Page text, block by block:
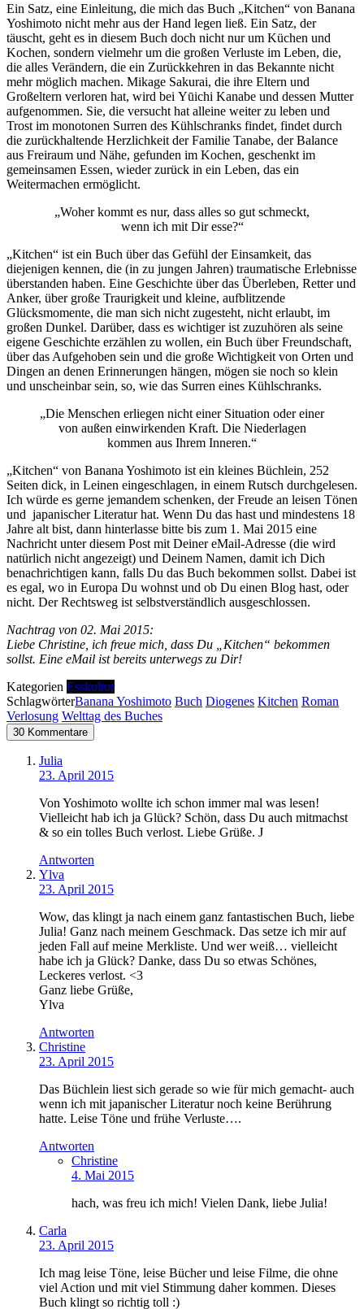
Ein Satz, eine Einleitung, die mich das Buch „Kitchen“ von Banana
Yoshimoto nicht mehr aus der Hand legen ließ. Ein Satz, der
täuscht, geht es in diesem Buch doch nicht nur um Küchen und
Kochen, sondern vielmehr um die großen Verluste im Leben, die,
die alles Verändern, die ein Zurückkehren in das Bekannte nicht
mehr möglich machen. Mikage Sakurai, die ihre Eltern und
Großeltern verloren hat, wird bei Yūichi Kanabe und dessen Mutter
aufgenommen. Sie, die versucht hat alleine weiter zu leben und
Trost im monotonen Surren des Kühlschranks findet, findet durch
die zurückhaltende Herzlichkeit der Familie Tanabe, der Balance
aus Freiraum und Nähe, gefunden im Kochen, geschenkt im
gemeinsamen Essen, wieder zurück in ein Leben, das ein
Weitermachen ermöglicht.
„Woher kommt es nur, dass alles so gut schmeckt,
wenn ich mit Dir esse?“
„Kitchen“ ist ein Buch über das Gefühl der Einsamkeit, das
diejenigen kennen, die (in zu jungen Jahren) traumatische Erlebnisse
überstanden haben. Eine Geschichte über das Überleben, Retter und
Anker, über große Traurigkeit und kleine, aufblitzende
Glücksmomente, die man sich nicht zugesteht, nicht erlaubt, im
großen Dunkel. Darüber, dass es wichtiger ist zuzuhören als seine
eigene Geschichte erzählen zu wollen, ein Buch über Freundschaft,
über das Aufgehoben sein und die große Wichtigkeit von Orten und
Dingen an denen Erinnerungen hängen, mögen sie noch so klein
und unscheinbar sein, so, wie das Surren eines Kühlschranks.
„Die Menschen erliegen nicht einer Situation oder einer
von außen einwirkenden Kraft. Die Niederlagen
kommen aus Ihrem Inneren.“
„Kitchen“ von Banana Yoshimoto ist ein kleines Büchlein, 252
Seiten dick, in Leinen eingeschlagen, in einem Rutsch durchgelesen.
Ich würde es gerne jemandem schenken, der Freude an leisen Tönen
und japanischer Literatur hat. Wenn Du das hast und mindestens 18
Jahre alt bist, dann hinterlasse bitte bis zum 1. Mai 2015 eine
Nachricht unter diesem Post mit Deiner eMail-Adresse (die wird
natürlich nicht angezeigt) und Deinem Namen, damit ich Dich
benachrichtigen kann, falls Du das Buch bekommen sollst. Dabei ist
es egal, wo in Europa Du wohnst und ob Du einen Blog hast, oder
nicht. Der Rechtsweg ist selbstverständlich ausgeschlossen.
Nachtrag von 02. Mai 2015:
Liebe Christine, ich freue mich, dass Du „Kitchen“ bekommen
sollst. Eine eMail ist bereits unterwegs zu Dir!
Kategorien Esskultur
SchlagwörterBanana Yoshimoto Buch Diogenes Kitchen Roman
Verlosung Welttag des Buches
30 Kommentare
Julia
23. April 2015
Von Yoshimoto wollte ich schon immer mal was lesen!
Vielleicht hab ich ja Glück? Schön, dass Du auch mitmachst
& so ein tolles Buch verlost. Liebe Grüße. J
Antworten
Ylva
23. April 2015
Wow, das klingt ja nach einem ganz fantastischen Buch, liebe
Julia! Ganz nach meinem Geschmack. Das setze ich mir auf
jeden Fall auf meine Merkliste. Und wer weiß… vielleicht
habe ich ja Glück? Danke, dass Du so etwas Schönes,
Leckeres verlost. <3
Ganz liebe Grüße,
Ylva
Antworten
Christine
23. April 2015
Das Büchlein liest sich gerade so wie für mich gemacht- auch
wenn ich mit japanischer Literatur noch keine Berührung
hatte. Leise Töne und frühe Verluste….
Antworten
Christine
4. Mai 2015
hach, was freu ich mich! Vielen Dank, liebe Julia!
Carla
23. April 2015
Ich mag leise Töne, leise Bücher und leise Filme, die ohne
viel Action und mit viel Stimmung daher kommen. Dieses
Buch klingt so richtig toll :)